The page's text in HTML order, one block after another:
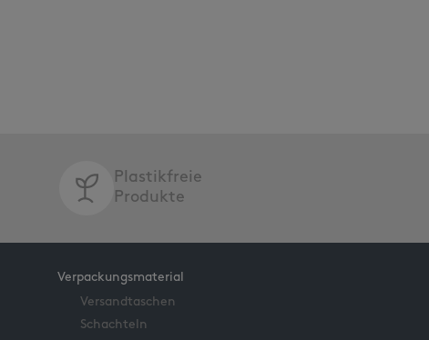
Plastikfreie
Produkte
Verpackungsmaterial
Versandtaschen
Schachteln